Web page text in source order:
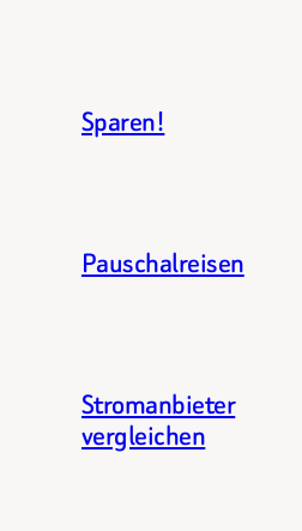
Sparen!
Pauschalreisen
Stromanbieter
vergleichen